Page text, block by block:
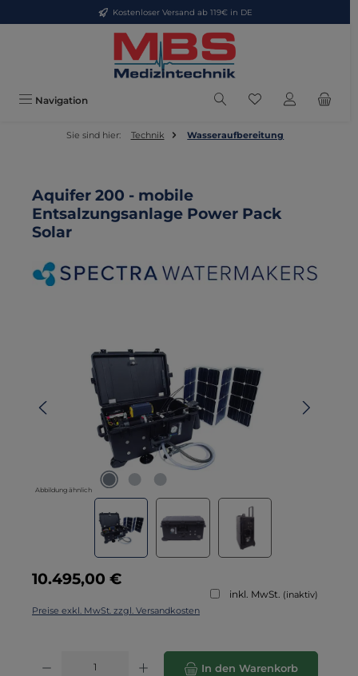
Zum Hauptinhalt springenKostenloser Versand ab 119€ in DE
Navigation Du hast 0
Sie sind hier: Technik Wasseraufbereitung
Aquifer 200 - mobile
Entsalzungsanlage Power Pack
Solar
Abbildung ähnlich
Regulärer Preis:
10.495,00 €
inkl. MwSt. (inaktiv)
Preise exkl. MwSt. zzgl. Versandkosten
Produkt Anzahl: Gib den gewünschten Wert ein oder benutze die
In den Warenkorb